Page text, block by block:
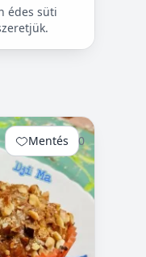
édes süti
Mentés 0